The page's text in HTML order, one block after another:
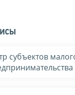
субъектов